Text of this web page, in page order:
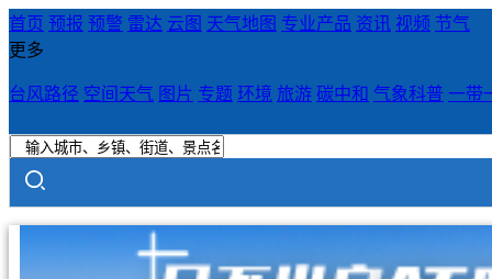
首页 预报 预警 雷达 云图 天气地图 专业产品 资讯 视频 节气
更多
台风路径 空间天气 图片 专题 环境 旅游 碳中和 气象科普 一带